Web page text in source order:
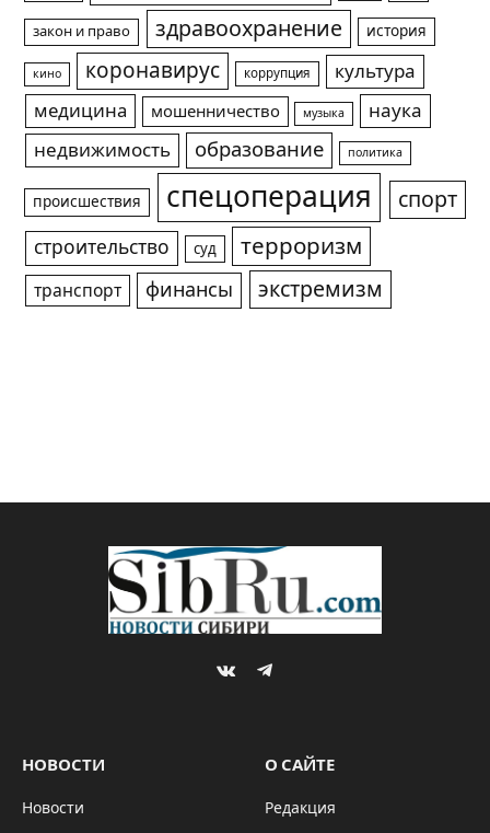
закон и право здравоохранение история
кино коронавирус коррупция
культура
медицина
мошенничество музыка
наука
недвижимость
образование политика
происшествия спецоперация спорт
строительство суд терроризм
транспорт финансы экстремизм
VKontakteTelegram
НОВОСТИ
Новости
О САЙТЕ
Редакция